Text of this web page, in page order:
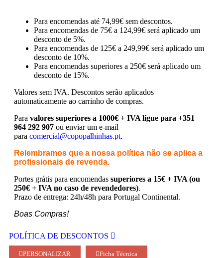
Para encomendas até 74,99€ sem descontos.
Para encomendas de 75€ a 124,99€ será aplicado um
desconto de 5%.
Para encomendas de 125€ a 249,99€ será aplicado um
desconto de 10%.
Para encomendas superiores a 250€ será aplicado um
desconto de 15%.
Valores sem IVA. Descontos serão aplicados
automaticamente ao carrinho de compras.
Para valores superiores a 1000€ + IVA ligue para +351
964 292 907 ou enviar um e-mail
para comercial@copopalhinhas.pt.
Relembramos que a nossa política não se aplica a
profissionais de revenda.
Portes grátis para encomendas superiores a 15€ + IVA (ou
250€ + IVA no caso de revendedores).
Prazo de entrega: 24h/48h para Portugal Continental.
Boas Compras!
POLÍTICA DE DESCONTOS
PERSONALIZAR Ficha Técnica